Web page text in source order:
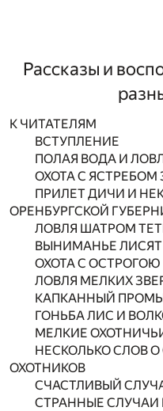
Рассказы и
К ЧИТАТЕЛЯМ
ВСТУПЛЕНИЕ
ПОЛАЯ ВОДА И
ОХОТА С
ПРИЛЕТ ДИЧИ И
ОРЕНБУРГСКОЙ
ЛОВЛЯ ШАТРОМ
ВЫНИМАНЬЕ ЛИСЯТ
ОХОТА С ОСТРОГОЮ
ЛОВЛЯ МЕЛКИХ
КАПКАННЫЙ
ГОНЬБА ЛИС И
МЕЛКИЕ
НЕСКОЛЬКО СЛОВ
ОХОТНИКОВ
СЧАСТЛИВЫЙ
СТРАННЫЕ СЛУЧАИ